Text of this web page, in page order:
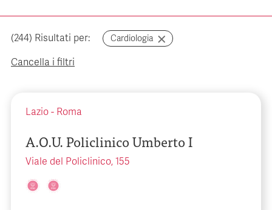
(244) Risultati per: Cardiologia
Cancella i filtri
Lazio - Roma
A.O.U. Policlinico Umberto I
Viale del Policlinico, 155